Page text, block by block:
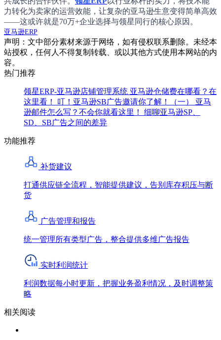
力转化为卖家的运营效能，让复杂的亚马逊生意变得简单高效
——这或许就是70万+企业选择与领星同行的核心原因。
亚马逊ERP
声明：文中部分素材来源于网络，如有侵权联系删除。未经本
站授权，任何人不得复制转载、或以其他方式使用本网站的内
容。
热门推荐
领星ERP-亚马逊店铺管理系统 亚马逊仓储费在哪看？在
这里看！ 叮！亚马逊SB广告邀请你了解！（一） 亚马
逊邮件怎么写？不会你就看这里！ 细聊亚马逊SP、
SD、SB广告之间的差异
功能推荐
补货建议
打通供应链全流程，智能提供建议，告别库存积压与断
货
广告管理和报告
统一管理所有类型广告，整合提供多维广告报告
实时利润统计
利润数据每小时更新，把握业务盈利情况，及时调整策
略
相关阅读